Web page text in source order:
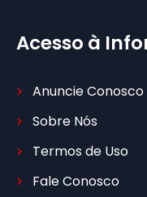
Acesso à
Anuncie Conosco
Sobre Nós
Termos de Uso
Fale Conosco